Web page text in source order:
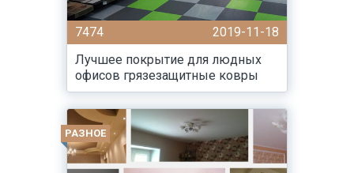
7474
2019-11-18
Лучшее покрытие для людных
офисов грязезащитные ковры
РАЗНОЕ